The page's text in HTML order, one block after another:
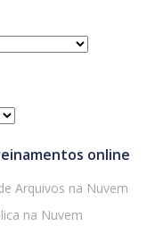
online
Arquivos na Nuvem
na Nuvem